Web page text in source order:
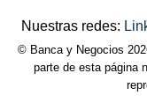
Nuestras redes:
© Banca y Negocios
parte de esta página